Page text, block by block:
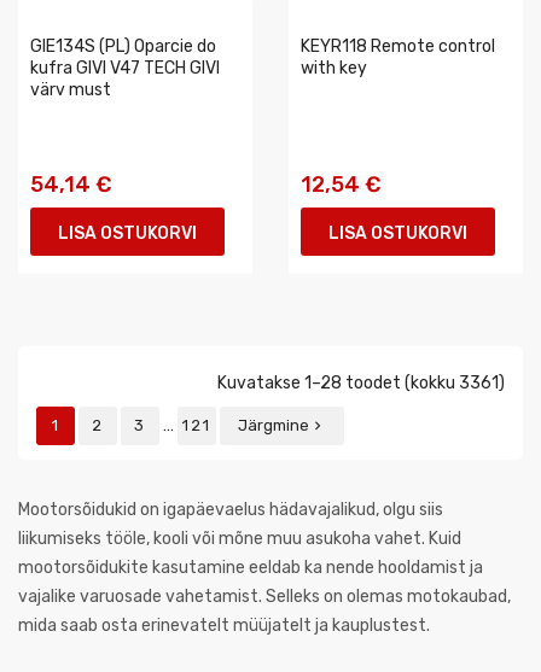
GIE134S (PL) Oparcie do
kufra GIVI V47 TECH GIVI
värv must
54,14 €
LISA OSTUKORVI
KEYR118 Remote control
with key
12,54 €
LISA OSTUKORVI
Kuvatakse 1–28 toodet (kokku 3361)
1 2 3 … 121 Järgmine 
Mootorsõidukid on igapäevaelus hädavajalikud, olgu siis
liikumiseks tööle, kooli või mõne muu asukoha vahet. Kuid
mootorsõidukite kasutamine eeldab ka nende hooldamist ja
vajalike varuosade vahetamist. Selleks on olemas motokaubad,
mida saab osta erinevatelt müüjatelt ja kauplustest.